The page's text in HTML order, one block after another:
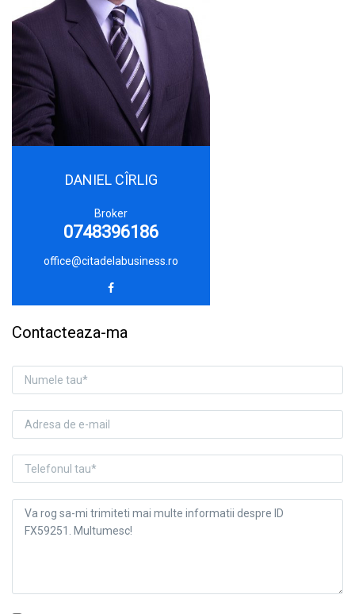
DANIEL CÎRLIG
Broker
0748396186
office@citadelabusiness.ro
Contacteaza-ma